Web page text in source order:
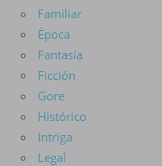
Familiar
Época
Fantasía
Ficción
Gore
Histórico
Intriga
Legal